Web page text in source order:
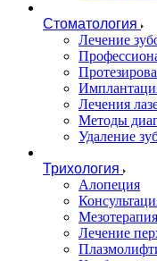
Стоматология
Лечение
Лечения
Методы
Удаление
Трихология
Алопеция
Лечение